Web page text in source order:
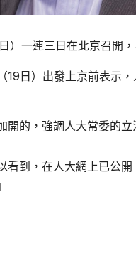
）一連三日在北京召開
19日）出發上京前表示
開的，強調人大常委的
看到，在人大網上已公